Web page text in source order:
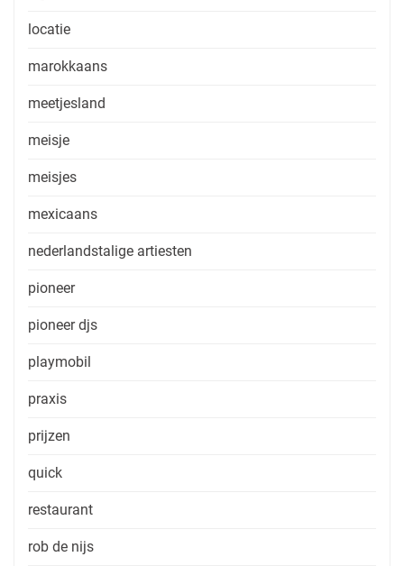
locatie
marokkaans
meetjesland
meisje
meisjes
mexicaans
nederlandstalige artiesten
pioneer
pioneer djs
playmobil
praxis
prijzen
quick
restaurant
rob de nijs